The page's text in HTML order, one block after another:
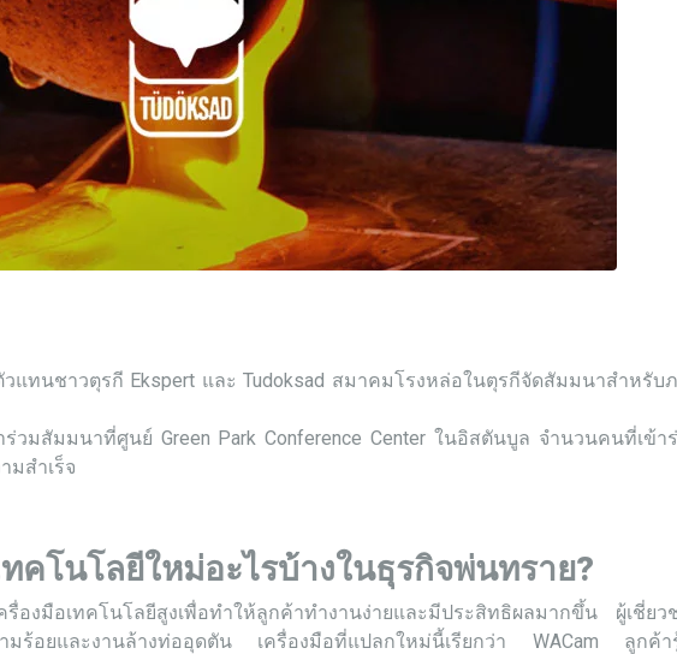
แทนชาวตุรกี Ekspert และ Tudoksad สมาคมโรงหล่อในตุรกีจัดสัมมนาสำหรับ
วมสัมมนาที่ศูนย์ Green Park Conference Center ในอิสตันบูล จำนวนคนที่เข้
มสำเร็จ
คโนโลยีใหม่อะไรบ้างในธุรกิจพ่นทราย?
งมือเทคโนโลยีสูงเพื่อทำให้ลูกค้าทำงานง่ายและมีประสิทธิผลมากขึ้น ผู้เชี่ย
มร้อยและงานล้างท่ออุดตัน เครื่องมือที่แปลกใหม่นี้เรียกว่า WACam ลูกค้ารู้